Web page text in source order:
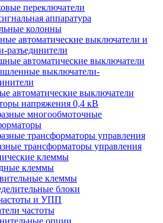
переключатели
аппаратура
колонны
автоматические выключатели и
разъединители
автоматические выключатели
выключатели-
автоматические выключатели
напряжения 0,4 кВ
многообмоточные
трансформаторы управления
трансформаторы управления
клеммы
клеммы
клеммы
блоки
и УПП
частоты